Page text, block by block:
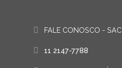
FALE CONOSCO - SAC
11 2147-7788